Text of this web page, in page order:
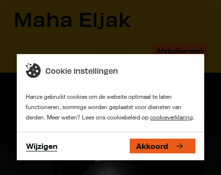
Maha Eljak
Afstudeerwerk
Cookie instellingen
Hanze gebruikt cookies om de website optimaal te laten
functioneren, sommige worden geplaatst voor diensten van
derden. Meer weten? Lees ons cookiebeleid opcookieverklaring.
Wijzigen Akkoord